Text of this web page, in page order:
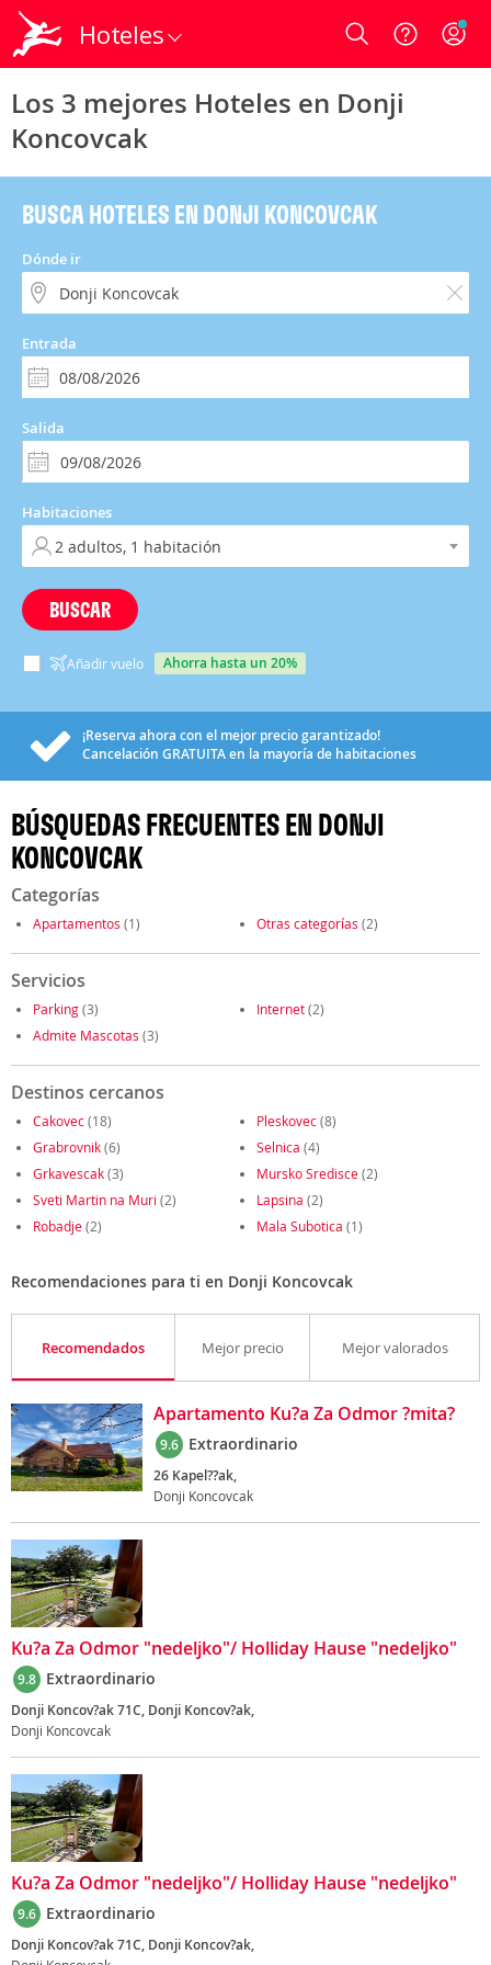
Hoteles Login
Los 3 mejores Hoteles en Donji
Koncovcak
BUSCA HOTELES EN DONJI KONCOVCAK
Dónde ir
Entrada
Salida
Habitaciones
BUSCAR
Añadir vuelo ahorra hasta un 20%
¡Reserva ahora con el mejor precio garantizado!
Cancelación GRATUITAen la mayoría de habitaciones
BÚSQUEDAS FRECUENTES EN DONJI
KONCOVCAK
Categorías
Apartamentos (1) Otras categorías (2)
Servicios
Parking(3) Internet(2)
Admite Mascotas (3)
Destinos cercanos
Cakovec(18) Pleskovec(8)
Grabrovnik(6) Selnica (4)
Grkavescak(3) Mursko Sredisce(2)
Sveti Martin na Muri (2) Lapsina (2)
Robadje(2) Mala Subotica (1)
Recomendaciones para ti en Donji Koncovcak
Recomendados Mejor precio Mejor valorados
Apartamento Ku?a Za Odmor ?mita?
9.6 Extraordinario
26 Kapel??ak,
Donji Koncovcak
Ku?a Za Odmor "nedeljko"/ Holliday Hause "nedeljko"
9.8 Extraordinario
Donji Koncov?ak 71C, Donji Koncov?ak,
Donji Koncovcak
Ku?a Za Odmor "nedeljko"/ Holliday Hause "nedeljko"
9.6 Extraordinario
Donji Koncov?ak 71C, Donji Koncov?ak,